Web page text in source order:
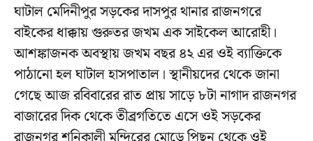
ঘাটাল মেদিনীপুর সড়কের দাসপুর থানার রাজনগরে
বাইকের ধাক্কায় গুরুতর জখম এক সাইকেল আরোহী।
আশঙ্কাজনক অবস্থায় জখম বছর ৪২ এর ওই ব্যাক্তিকে
পাঠানো হল ঘাটাল হাসপাতাল। স্থানীয়দের থেকে জানা
গেছে আজ রবিবারের রাত প্রায় সাড়ে ৮টা নাগাদ রাজনগর
বাজারের দিক থেকে তীব্রগতিতে এসে ওই সড়কের